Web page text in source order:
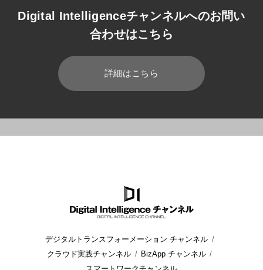
Digital Intelligenceチャンネルへのお問い
合わせはこちら
詳細はこちら
デジタルトランスフォーメーション チャンネル
クラウド実践チャンネル
BizApp チャンネル